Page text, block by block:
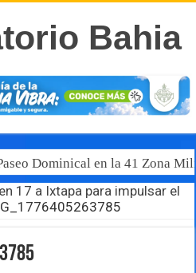
Dominical en la 41 Zona
17 a Ixtapa para impulsar el